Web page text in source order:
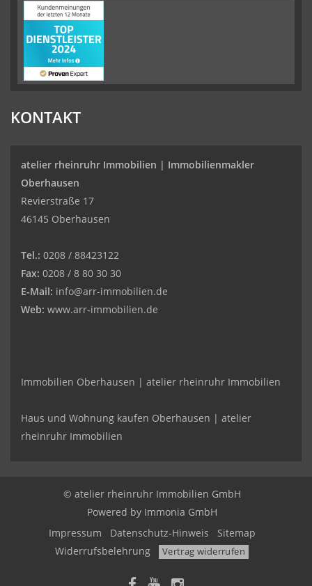
KONTAKT
atelier rheinruhr Immobilien | Immobilienmakler
Oberhausen
Revierstraße 17
46145 Oberhausen
Tel.: 0208 / 88423122
Fax: 0208 / 8 80 30 30
E-Mail: info@arr-immobilien.de
Web: www.arr-immobilien.de
Immobilien Oberhausen | atelier rheinruhr Immobilien
Haus und Wohnung kaufen Oberhausen | atelier
rheinruhr Immobilien
© atelier rheinruhr Immobilien GmbH
Powered by Immonia GmbH
Impressum
Datenschutz-Hinweis
Sitemap
Widerrufsbelehrung
Vertrag widerrufen